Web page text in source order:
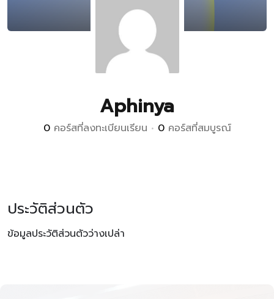
Aphinya
0คอร์สที่ลงทะเบียนเรียน • 0คอร์สที่สมบูรณ์
ประวัติส่วนตัว
ข้อมูลประวัติส่วนตัวว่างเปล่า